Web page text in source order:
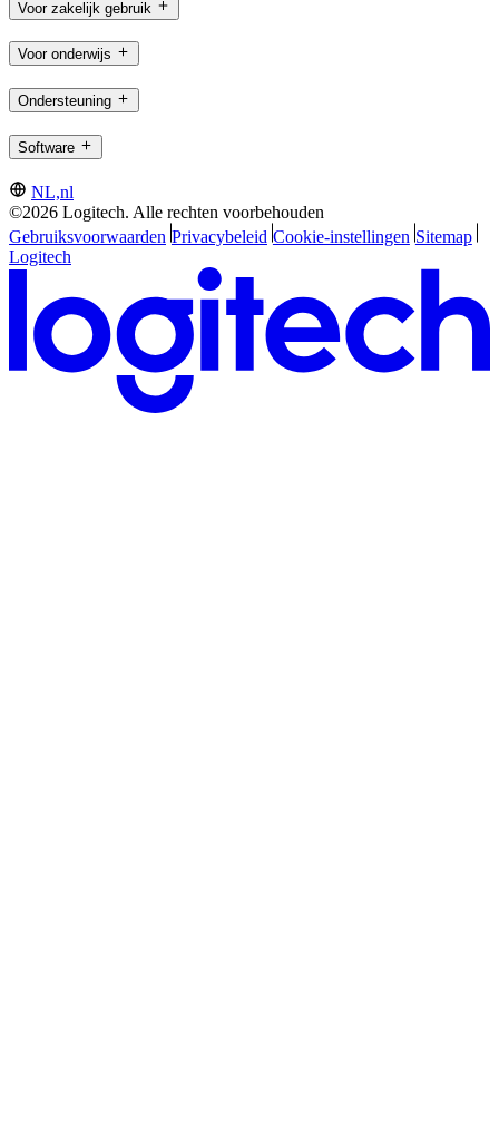
Voor zakelijk gebruik
Voor onderwijs
Ondersteuning
Software
NL,nl
©2026 Logitech. Alle rechten voorbehouden
Gebruiksvoorwaarden Privacybeleid Cookie-instellingen Sitemap
Logitech